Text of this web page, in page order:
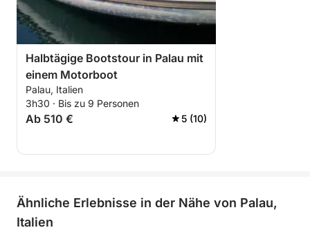
Halbtägige Bootstour in Palau mit
einem Motorboot
Palau, Italien
3h30 · Bis zu 9 Personen
Ab 510 € 5 (10)
Ähnliche Erlebnisse in der Nähe von Palau,
Italien